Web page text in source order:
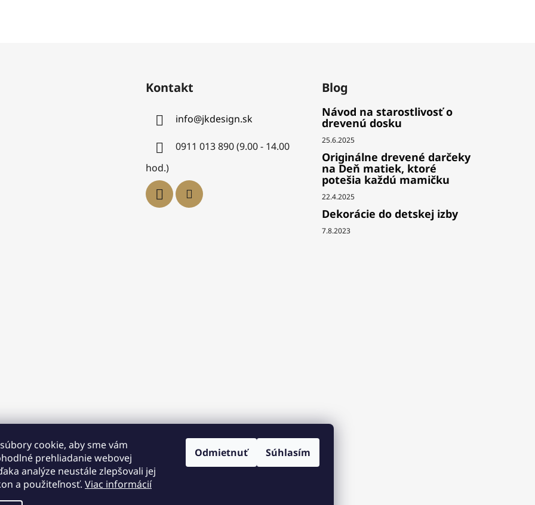
cookie, aby sme vám
prehliadanie webovej
analýze neustále zlepšovali jej
a použiteľnosť. Viac informácií
Odmietnuť Súhlasím
12.
Kontakt
info@jkdesign.sk
0911 013 890 (9.00 - 14.00
hod.)
Blog
Návod na starostlivosť o
drevenú dosku
25.6.2025
Originálne drevené darčeky
na Deň matiek, ktoré
potešia každú mamičku
22.4.2025
Dekorácie do detskej izby
7.8.2023